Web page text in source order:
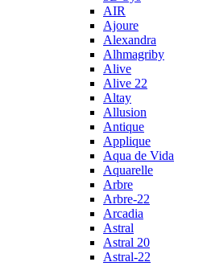
AIR
Ajoure
Alexandra
Alhmagriby
Alive
Alive 22
Altay
Allusion
Antique
Applique
Aqua de Vida
Aquarelle
Arbre
Arbre-22
Arcadia
Astral
Astral 20
Astral-22